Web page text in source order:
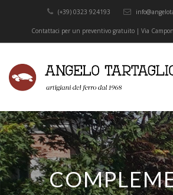
(+39) 0323 924193
Contattaci per un preventivo gratuito | Via